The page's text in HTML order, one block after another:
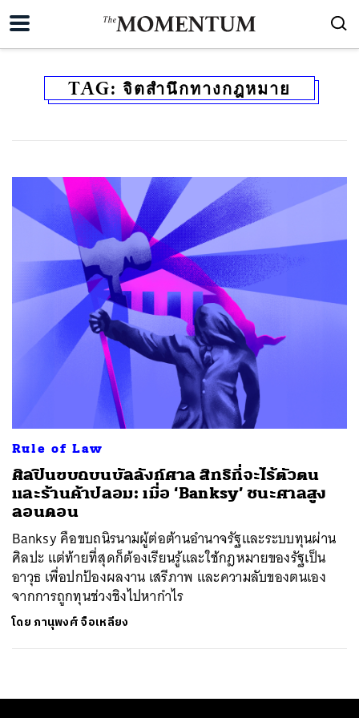
TAG: จิตสำนึกทางกฎหมาย
Rule of Law
ศิลปินขบถบนบัลลังก์ศาล สิทธิที่จะไร้ตัวตน
และร้านค้าปลอม: เมื่อ ‘Banksy’ ชนะศาลสูง
ลอนดอน
Banksy คือขบถนิรนามผู้ต่อต้านอำนาจรัฐและระบบทุนผ่าน
ศิลปะ แต่ท้ายที่สุดก็ต้องเรียนรู้และใช้กฎหมายของรัฐเป็น
อาวุธ เพื่อปกป้องผลงาน เสรีภาพ และความลับของตนเอง
จากการถูกทุนช่วงชิงไปหากำไร
โดย ภานุพงศ์ จือเหลียง
SHARE TWEET LINE EMAIL